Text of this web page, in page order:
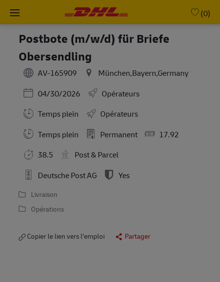
(0)
Postbote (m/w/d) für Briefe
Obersendling
AV-165909
München,Bayern,Germany
Posted Date
04/30/2026
Opérateurs
Temps plein
Opérateurs
Working Hours
Temps plein Permanent
17.92
38.5
Post & Parcel
Deutsche Post AG
Yes
Livraison
Opérations
Copier le lien vers l’emploi Partager